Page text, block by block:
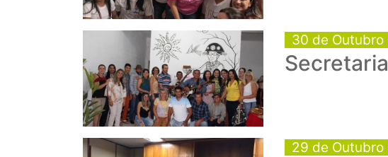
30 de Outubro
29 de Outubro